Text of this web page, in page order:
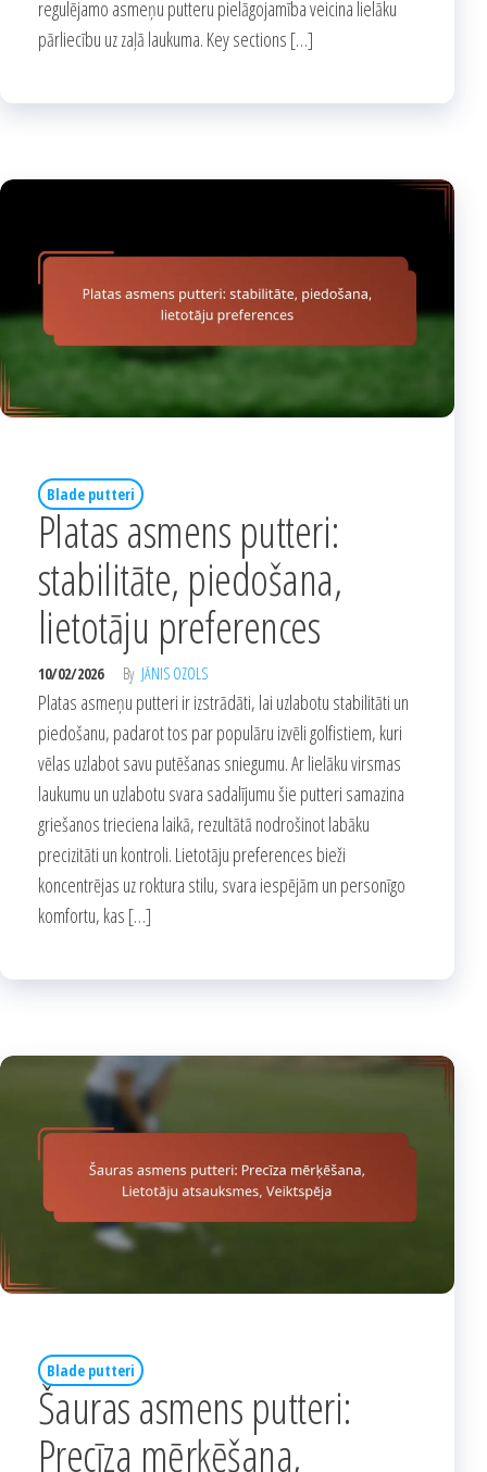
regulējamo asmeņu putteru pielāgojamība veicina lielāku
pārliecību uz zaļā laukuma. Key sections […]
Blade putteri
Platas asmens putteri:
stabilitāte, piedošana,
lietotāju preferences
10/02/2026 By JĀNIS OZOLS
Platas asmeņu putteri ir izstrādāti, lai uzlabotu stabilitāti un
piedošanu, padarot tos par populāru izvēli golfistiem, kuri
vēlas uzlabot savu putēšanas sniegumu. Ar lielāku virsmas
laukumu un uzlabotu svara sadalījumu šie putteri samazina
griešanos trieciena laikā, rezultātā nodrošinot labāku
precizitāti un kontroli. Lietotāju preferences bieži
koncentrējas uz roktura stilu, svara iespējām un personīgo
komfortu, kas […]
Blade putteri
Šauras asmens putteri:
Precīza mērķēšana,